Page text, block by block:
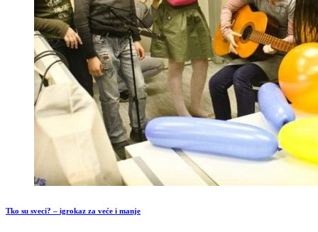
Tko su sveci? – igrokaz za veće i manje